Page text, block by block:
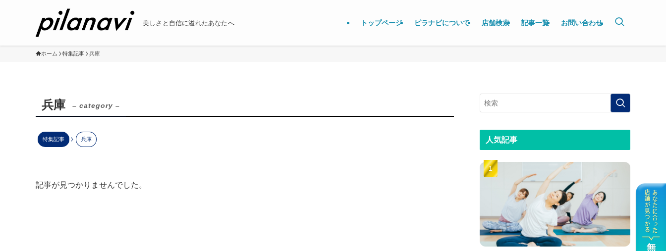
美しさと自信に溢れたあなたへ トップページ ピラナビについて 店舗検索 記事一覧 お問い合わせ
ホーム 特集記事 兵庫
兵庫 – category –
特集記事 兵庫
記事が見つかりませんでした。
人気記事